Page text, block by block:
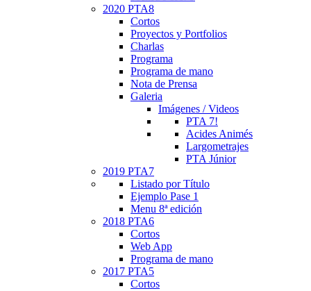
2020 PTA8
Cortos
Proyectos y Portfolios
Charlas
Programa
Programa de mano
Nota de Prensa
Galeria
Imágenes / Videos
PTA 7!
Acides Animés
Largometrajes
PTA Júnior
2019 PTA7
Listado por Título
Ejemplo Pase 1
Menu 8ª edición
2018 PTA6
Cortos
Web App
Programa de mano
2017 PTA5
Cortos